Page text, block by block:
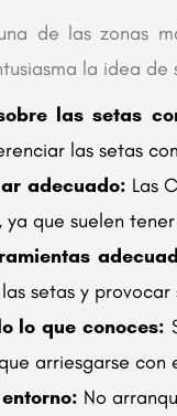
de las zonas
la idea
las setas
las setas
adecuado: Las
que suelen
setas y provocar
lo que conoces:
arriesgarse con
No